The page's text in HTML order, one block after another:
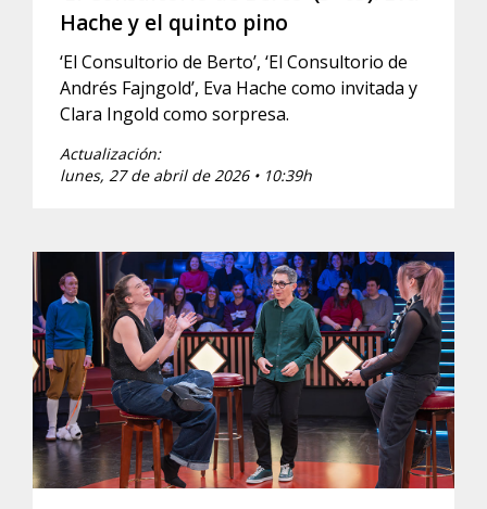
Hache y el quinto pino
‘El Consultorio de Berto’, ‘El Consultorio de
Andrés Fajngold’, Eva Hache como invitada y
Clara Ingold como sorpresa.
Actualización:
lunes, 27 de abril de 2026 • 10:39h